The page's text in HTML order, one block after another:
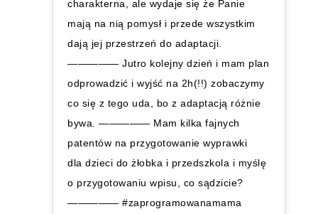
charakterna, ale wydaje się że Panie
mają na nią pomysł i przede wszystkim
dają jej przestrzeń do adaptacji.
————— Jutro kolejny dzień i mam plan
odprowadzić i wyjść na 2h(!!) zobaczymy
co się z tego uda, bo z adaptacją różnie
bywa. ————— Mam kilka fajnych
patentów na przygotowanie wyprawki
dla dzieci do żłobka i przedszkola i myślę
o przygotowaniu wpisu, co sądzicie?
————— #zaprogramowanamama